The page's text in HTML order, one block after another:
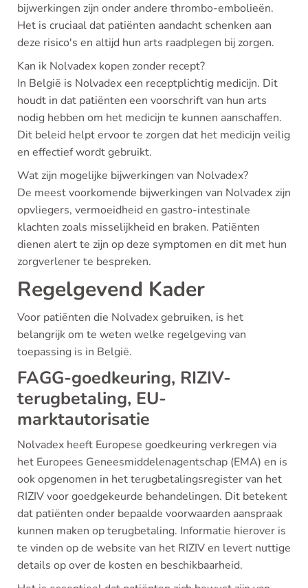
bijwerkingen zijn onder andere thrombo-embolieën.
Het is cruciaal dat patiënten aandacht schenken aan
deze risico's en altijd hun arts raadplegen bij zorgen.
Kan ik Nolvadex kopen zonder recept?
In België is Nolvadex een receptplichtig medicijn. Dit
houdt in dat patiënten een voorschrift van hun arts
nodig hebben om het medicijn te kunnen aanschaffen.
Dit beleid helpt ervoor te zorgen dat het medicijn veilig
en effectief wordt gebruikt.
Wat zijn mogelijke bijwerkingen van Nolvadex?
De meest voorkomende bijwerkingen van Nolvadex zijn
opvliegers, vermoeidheid en gastro-intestinale
klachten zoals misselijkheid en braken. Patiënten
dienen alert te zijn op deze symptomen en dit met hun
zorgverlener te bespreken.
Regelgevend Kader
Voor patiënten die Nolvadex gebruiken, is het
belangrijk om te weten welke regelgeving van
toepassing is in België.
FAGG-goedkeuring, RIZIV-
terugbetaling, EU-
marktautorisatie
Nolvadex heeft Europese goedkeuring verkregen via
het Europees Geneesmiddelenagentschap (EMA) en is
ook opgenomen in het terugbetalingsregister van het
RIZIV voor goedgekeurde behandelingen. Dit betekent
dat patiënten onder bepaalde voorwaarden aanspraak
kunnen maken op terugbetaling. Informatie hierover is
te vinden op de website van het RIZIV en levert nuttige
details op over de kosten en beschikbaarheid.